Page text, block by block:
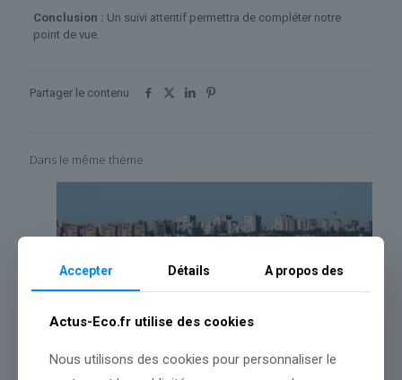
Conclusion : Un suivi attentif permettra de compléter notre
point de vue.
Partager le contenu
Dans le même thème
Accepter Détails A propos des
Actus-Eco.fr utilise des cookies
Nous utilisons des cookies pour personnaliser le